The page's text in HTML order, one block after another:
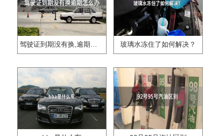
驾驶证到期没有换,逾期怎么办?? 玻璃水冻住了如何解决？